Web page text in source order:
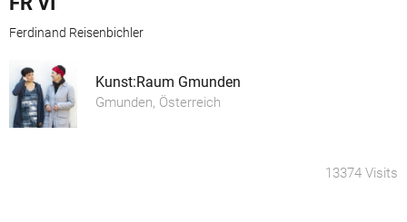
Ferdinand Reisenbichler
Kunst:Raum Gmunden
Gmunden, Österreich
13374 Visits